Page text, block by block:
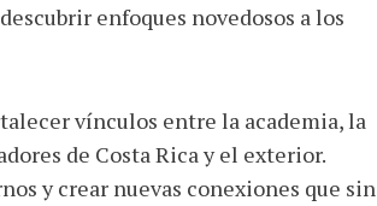
enfoques novedosos a los
vínculos entre la academia, la
de Costa Rica y el exterior.
y crear nuevas conexiones que sin